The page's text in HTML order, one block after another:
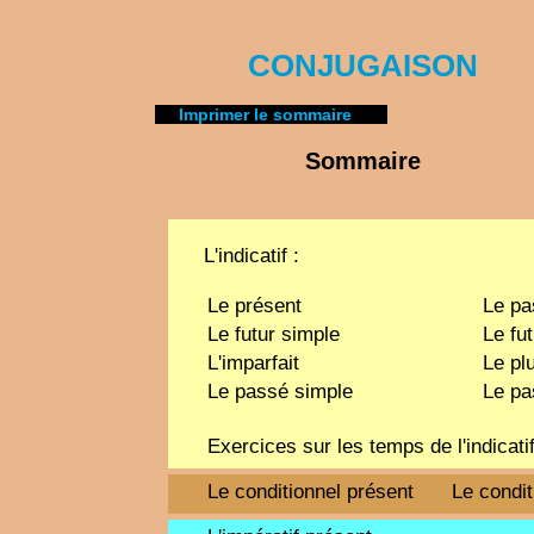
CONJUGAISON
Imprimer le sommaire
Sommaire
L'indicatif :
Le présent
Le
Le futur simple
Le
L'imparfait
Le
Le passé simple
Le
Exercices sur les temps de l'indicatif
Le conditionnel présent
Le